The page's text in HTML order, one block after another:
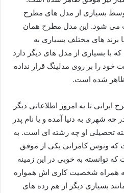
بسیاری از مدل های مطرح
می شود. این مدل مطرح همان
برند های مختلف بسیاری به
با بسیاری از مدل های دیگر دارد
را بر روی مدلینگ قرار نداده
ظاهر شده است.
تا به امروز اطلاعاتی دیگر
شهری به دنیا آمده و یا نام پدر
تحصیلی او چه رشته ای است. به
ونوس کامرانی یکی از موفق
توانسته به خوبی در این زمینه
همراه شخصیت کاری اش همواره
بسیاری دیگر از هم رده های